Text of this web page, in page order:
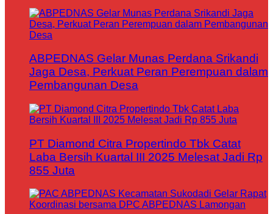
ABPEDNAS Gelar Munas Perdana Srikandi
Jaga Desa, Perkuat Peran Perempuan dalam
Pembangunan Desa
PT Diamond Citra Propertindo Tbk Catat
Laba Bersih Kuartal III 2025 Melesat Jadi Rp
855 Juta